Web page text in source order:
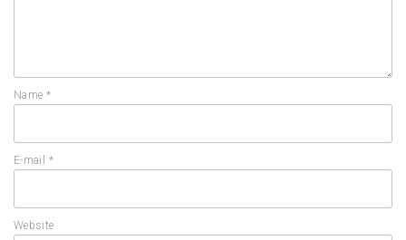
Name *
E-mail *
Website